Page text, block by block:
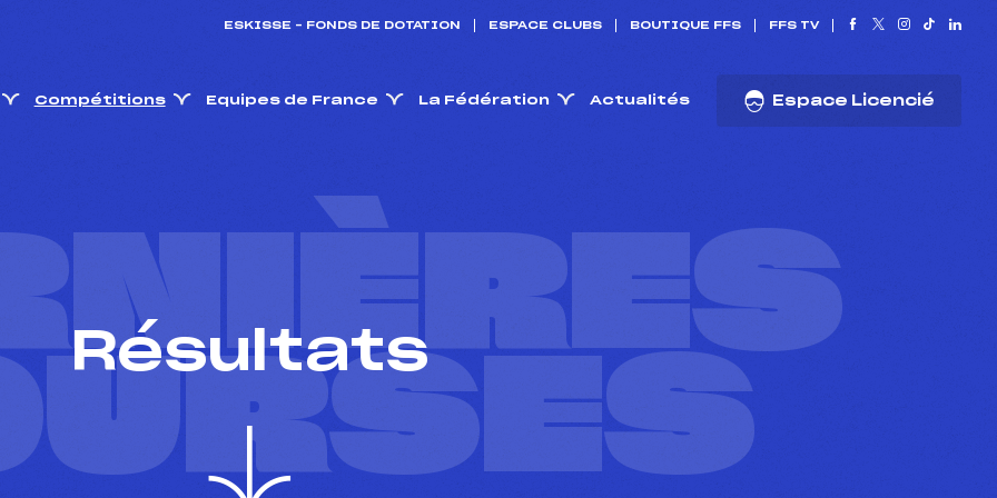
ESKISSE – FONDS DE DOTATION ESPACE CLUBS BOUTIQUE FFS FFS TV
Compétitions Equipes de France La Fédération Actualités Espace Licencié
Résultats